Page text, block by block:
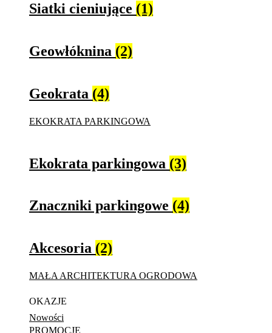
Siatki cieniujące (1)
Geowłóknina (2)
Geokrata (4)
EKOKRATA PARKINGOWA
Ekokrata parkingowa (3)
Znaczniki parkingowe (4)
Akcesoria (2)
MAŁA ARCHITEKTURA OGRODOWA
OKAZJE
Nowości
PROMOCJE